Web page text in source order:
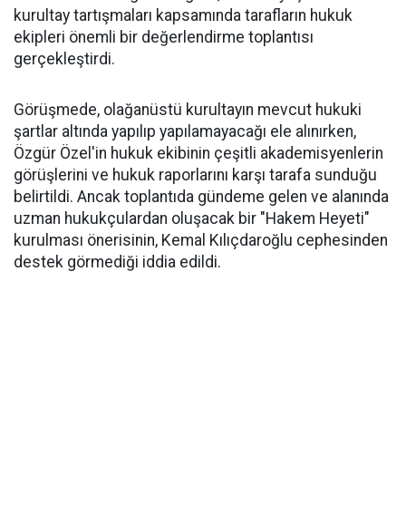
kurultay tartışmaları kapsamında tarafların hukuk
ekipleri önemli bir değerlendirme toplantısı
gerçekleştirdi.
Görüşmede, olağanüstü kurultayın mevcut hukuki
şartlar altında yapılıp yapılamayacağı ele alınırken,
Özgür Özel'in hukuk ekibinin çeşitli akademisyenlerin
görüşlerini ve hukuk raporlarını karşı tarafa sunduğu
belirtildi. Ancak toplantıda gündeme gelen ve alanında
uzman hukukçulardan oluşacak bir "Hakem Heyeti"
kurulması önerisinin, Kemal Kılıçdaroğlu cephesinden
destek görmediği iddia edildi.